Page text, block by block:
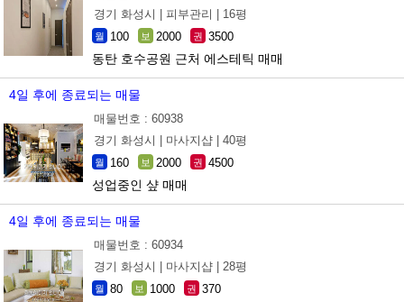
경기 화성시 |
피부관리 | 16평
월 100 보 2000 권 3500
동탄 호수공원 근처 에스테틱 매매
4일 후에 종료되는 매물
매물번호 : 60938
경기 화성시 |
마사지샵 | 40평
월 160 보 2000 권 4500
성업중인 샾 매매
4일 후에 종료되는 매물
매물번호 : 60934
경기 화성시 |
마사지샵 | 28평
월 80 보 1000 권 370